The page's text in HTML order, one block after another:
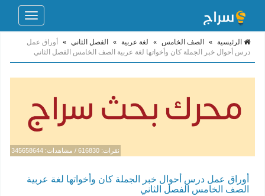
Toggle
الرئيسية » الصف الخامس » لغة عربية » الفصل الثاني »
أوراق عمل
درس أحوال خبر الجملة كان وأخواتها لغة عربية الصف الخامس الفصل الثاني
نقرات: 616830 / مشاهدات: 345658644
أوراق عمل درس أحوال خبر الجملة كان وأخواتها لغة عربية
الصف الخامس الفصل الثاني